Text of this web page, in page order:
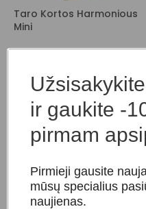
Taro Kortos Harmonious
Mini
Taro ir orakulo kortos, Taro
19,00 €
ir gaukite -
pirmam
Pirmieji gausite
mūsų specialius
naujienas.